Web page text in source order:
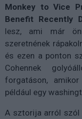
Monkey to Vice
Benefit Recently
lesz, ami már
szeretnének
és ezen a ponton
Cohennek
forgatáson,
például egy
A sztorija arról szól